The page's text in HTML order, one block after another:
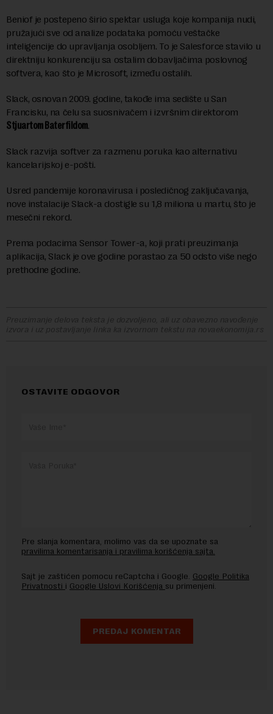
Beniof je postepeno širio spektar usluga koje kompanija nudi,
pružajući sve od analize podataka pomoću veštačke
inteligencije do upravljanja osobljem. To je Salesforce stavilo u
direktniju konkurenciju sa ostalim dobavljačima poslovnog
softvera, kao što je Microsoft, između ostalih.
Slack, osnovan 2009. godine, takođe ima sedište u San
Francisku, na čelu sa suosnivačem i izvršnim direktorom
Stjuartom Baterfildom.
Slack razvija softver za razmenu poruka kao alternativu
kancelarijskoj e-pošti.
Usred pandemije koronavirusa i posledičnog zaključavanja,
nove instalacije Slack-a dostigle su 1,8 miliona u martu, što je
mesečni rekord.
Prema podacima Sensor Tower-a, koji prati preuzimanja
aplikacija, Slack je ove godine porastao za 50 odsto više nego
prethodne godine.
Preuzimanje delova teksta je dozvoljeno, ali uz obavezno navođenje
izvora i uz postavljanje linka ka izvornom tekstu na novaekonomija.rs
OSTAVITE ODGOVOR
Pre slanja komentara, molimo vas da se upoznate sa
pravilima komentarisanja i pravilima korišćenja sajta.
Sajt je zaštićen pomocu reCaptcha i Google. Google Politika
Privatnosti i Google Uslovi Korišćenja su primenjeni.